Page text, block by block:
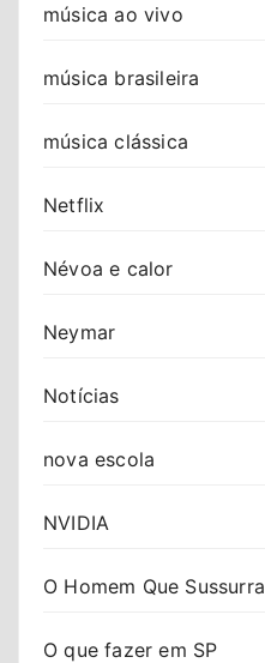
música ao vivo
música brasileira
música clássica
Netflix
Névoa e calor
Neymar
Notícias
nova escola
NVIDIA
O Homem Que Sussurra
O que fazer em SP